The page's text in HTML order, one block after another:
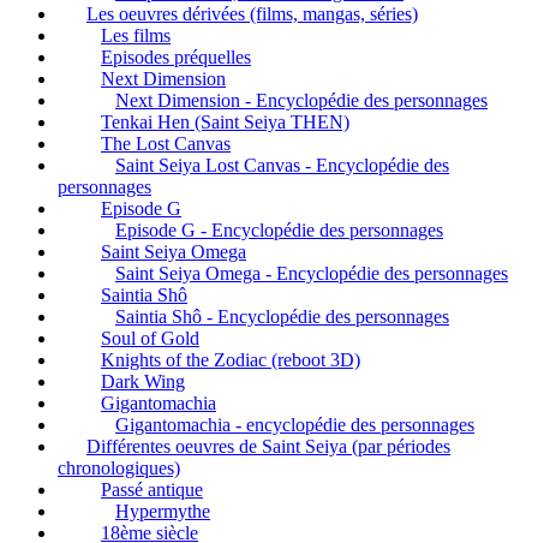
Les oeuvres dérivées (films, mangas, séries)
Les films
Episodes préquelles
Next Dimension
Next Dimension - Encyclopédie des personnages
Tenkai Hen (Saint Seiya THEN)
The Lost Canvas
Saint Seiya Lost Canvas - Encyclopédie des
personnages
Episode G
Episode G - Encyclopédie des personnages
Saint Seiya Omega
Saint Seiya Omega - Encyclopédie des personnages
Saintia Shô
Saintia Shô - Encyclopédie des personnages
Soul of Gold
Knights of the Zodiac (reboot 3D)
Dark Wing
Gigantomachia
Gigantomachia - encyclopédie des personnages
Différentes oeuvres de Saint Seiya (par périodes
chronologiques)
Passé antique
Hypermythe
18ème siècle